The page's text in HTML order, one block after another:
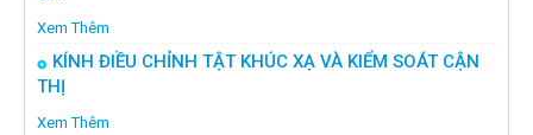
Xem Thêm
KÍNH ĐIỀU CHỈNH TẬT KHÚC XẠ VÀ KIỂM SOÁT CẬN
THỊ
Xem Thêm